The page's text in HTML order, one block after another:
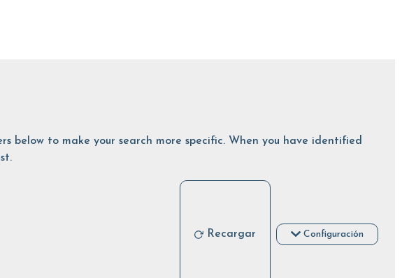
to make your search more specific. When you have identified
Recargar Configuración